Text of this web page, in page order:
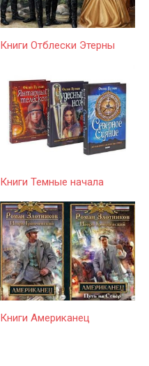
Книги Отблески Этерны
Книги Темные начала
Книги Американец